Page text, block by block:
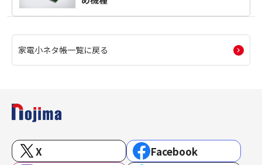
家電小ネタ帳一覧に戻る
X
Facebook